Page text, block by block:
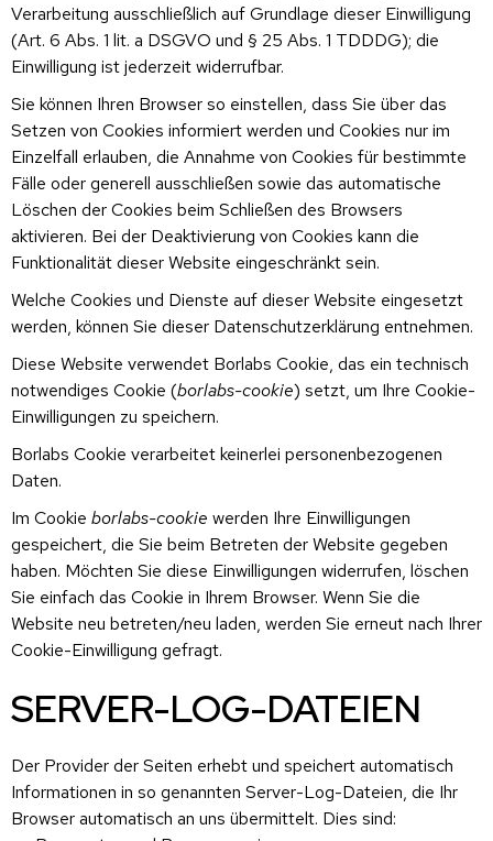
Verarbeitung ausschließlich auf Grundlage dieser Einwilligung
(Art. 6 Abs. 1 lit. a DSGVO und § 25 Abs. 1 TDDDG); die
Einwilligung ist jederzeit widerrufbar.
Sie können Ihren Browser so einstellen, dass Sie über das
Setzen von Cookies informiert werden und Cookies nur im
Einzelfall erlauben, die Annahme von Cookies für bestimmte
Fälle oder generell ausschließen sowie das automatische
Löschen der Cookies beim Schließen des Browsers
aktivieren. Bei der Deaktivierung von Cookies kann die
Funktionalität dieser Website eingeschränkt sein.
Welche Cookies und Dienste auf dieser Website eingesetzt
werden, können Sie dieser Datenschutzerklärung entnehmen.
Diese Website verwendet Borlabs Cookie, das ein technisch
notwendiges Cookie (borlabs-cookie) setzt, um Ihre Cookie-
Einwilligungen zu speichern.
Borlabs Cookie verarbeitet keinerlei personenbezogenen
Daten.
Im Cookie borlabs-cookie werden Ihre Einwilligungen
gespeichert, die Sie beim Betreten der Website gegeben
haben. Möchten Sie diese Einwilligungen widerrufen, löschen
Sie einfach das Cookie in Ihrem Browser. Wenn Sie die
Website neu betreten/neu laden, werden Sie erneut nach Ihrer
Cookie-Einwilligung gefragt.
SERVER-LOG-DATEIEN
Der Provider der Seiten erhebt und speichert automatisch
Informationen in so genannten Server-Log-Dateien, die Ihr
Browser automatisch an uns übermittelt. Dies sind: